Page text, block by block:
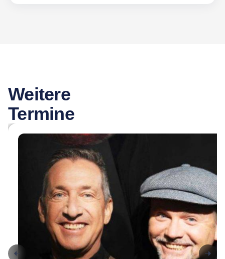
Weitere
Termine